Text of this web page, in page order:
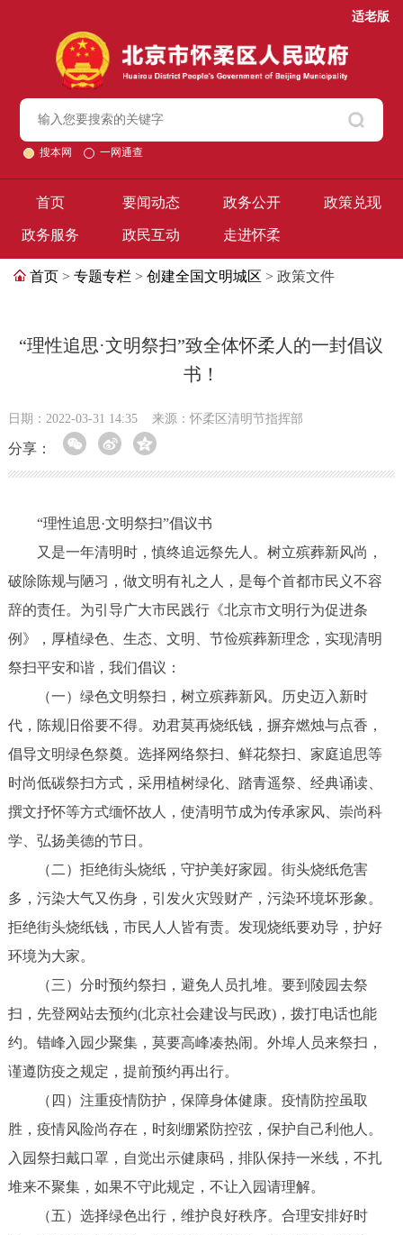
适老版
搜本网 一网通查
首页 要闻动态 政务公开 政策兑现
政务服务 政民互动 走进怀柔
首页 > 专题专栏 > 创建全国文明城区 > 政策文件
“理性追思·文明祭扫”致全体怀柔人的一封倡议
书！
日期：2022-03-31 14:35 来源：怀柔区清明节指挥部
分享：
“理性追思·文明祭扫”倡议书
又是一年清明时，慎终追远祭先人。树立殡葬新风尚，
破除陈规与陋习，做文明有礼之人，是每个首都市民义不容
辞的责任。为引导广大市民践行《北京市文明行为促进条
例》，厚植绿色、生态、文明、节俭殡葬新理念，实现清明
祭扫平安和谐，我们倡议：
（一）绿色文明祭扫，树立殡葬新风。历史迈入新时
代，陈规旧俗要不得。劝君莫再烧纸钱，摒弃燃烛与点香，
倡导文明绿色祭奠。选择网络祭扫、鲜花祭扫、家庭追思等
时尚低碳祭扫方式，采用植树绿化、踏青遥祭、经典诵读、
撰文抒怀等方式缅怀故人，使清明节成为传承家风、崇尚科
学、弘扬美德的节日。
（二）拒绝街头烧纸，守护美好家园。街头烧纸危害
多，污染大气又伤身，引发火灾毁财产，污染环境坏形象。
拒绝街头烧纸钱，市民人人皆有责。发现烧纸要劝导，护好
环境为大家。
（三）分时预约祭扫，避免人员扎堆。要到陵园去祭
扫，先登网站去预约(北京社会建设与民政)，拨打电话也能
约。错峰入园少聚集，莫要高峰凑热闹。外埠人员来祭扫，
谨遵防疫之规定，提前预约再出行。
（四）注重疫情防护，保障身体健康。疫情防控虽取
胜，疫情风险尚存在，时刻绷紧防控弦，保护自己利他人。
入园祭扫戴口罩，自觉出示健康码，排队保持一米线，不扎
堆来不聚集，如果不守此规定，不让入园请理解。
（五）选择绿色出行，维护良好秩序。合理安排好时